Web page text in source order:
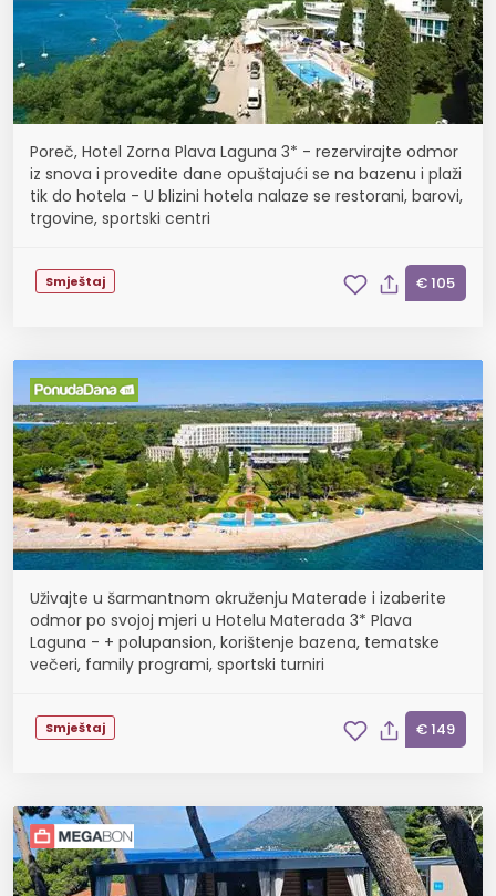
Poreč, Hotel Zorna Plava Laguna 3* - rezervirajte odmor
iz snova i provedite dane opuštajući se na bazenu i plaži
tik do hotela - U blizini hotela nalaze se restorani, barovi,
trgovine, sportski centri
Smještaj € 105
Uživajte u šarmantnom okruženju Materade i izaberite
odmor po svojoj mjeri u Hotelu Materada 3* Plava
Laguna - + polupansion, korištenje bazena, tematske
večeri, family programi, sportski turniri
Smještaj € 149